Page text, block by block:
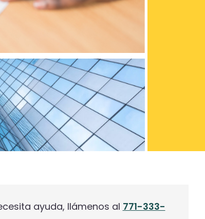
ayuda, llámenos al 771-333-